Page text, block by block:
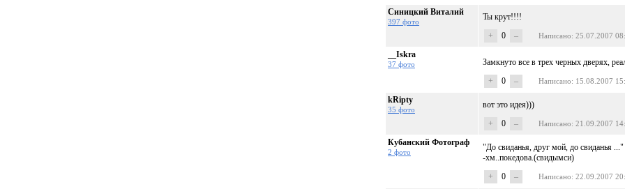
Синицкий Виталий
397 фото
Ты крут!!!!
+
0 – Написано: 25.07.2007
__Iskra
37 фото
Замкнуто все в трех черных дверях,
+
0 – Написано: 15.08.2007
kRipty
35 фото
вот это идея)))
+
0 – Написано: 21.09.2007
Кубанский Фотограф
2 фото
"До свиданья, друг мой, до свиданья ..."
-хм..покедова.(свидымси)
+
0 – Написано: 22.09.2007